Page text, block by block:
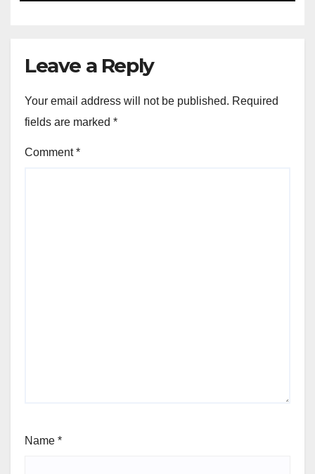
Leave a Reply
Your email address will not be published. Required
fields are marked *
Comment*
Name *